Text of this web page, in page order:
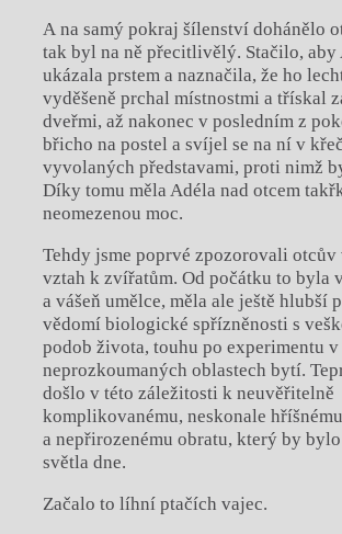
A na samý pokraj šílenství dohánělo
tak byl na ně přecitlivělý. Stačilo, aby
ukázala prstem a naznačila, že ho
vyděšeně prchal místnostmi a třískal
dveřmi, až nakonec v posledním z
břicho na postel a svíjel se na ní v
vyvolaných představami, proti nimž
Díky tomu měla Adéla nad otcem
neomezenou moc.
Tehdy jsme poprvé zpozorovali
vztah k zvířatům. Od počátku to byla
a vášeň umělce, měla ale ještě hlubší
vědomí biologické spřízněnosti s
podob života, touhu po experimentu v
neprozkoumaných oblastech bytí.
došlo v této záležitosti k neuvěřitelně
komplikovanému, neskonale hříšnému
a nepřirozenému obratu, který by
světla dne.
Začalo to líhní ptačích vajec.